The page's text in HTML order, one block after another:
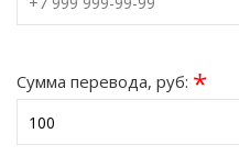
Сумма перевода, руб: *